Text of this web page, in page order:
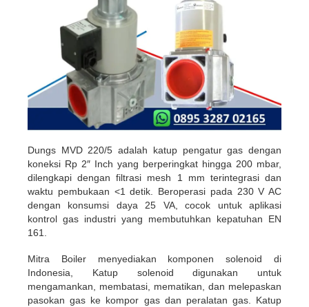
Dungs MVD 220/5 adalah katup pengatur gas dengan
koneksi Rp 2″ Inch yang berperingkat hingga 200 mbar,
dilengkapi dengan filtrasi mesh 1 mm terintegrasi dan
waktu pembukaan <1 detik. Beroperasi pada 230 V AC
dengan konsumsi daya 25 VA, cocok untuk aplikasi
kontrol gas industri yang membutuhkan kepatuhan EN
161.
Mitra Boiler menyediakan komponen solenoid di
Indonesia, Katup solenoid digunakan untuk
mengamankan, membatasi, mematikan, dan melepaskan
pasokan gas ke kompor gas dan peralatan gas. Katup